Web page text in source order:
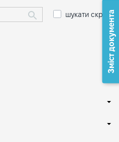
шукати скрізьЗміст документа